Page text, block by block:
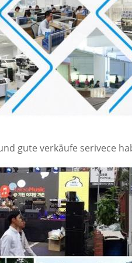
gute verkäufe serivece